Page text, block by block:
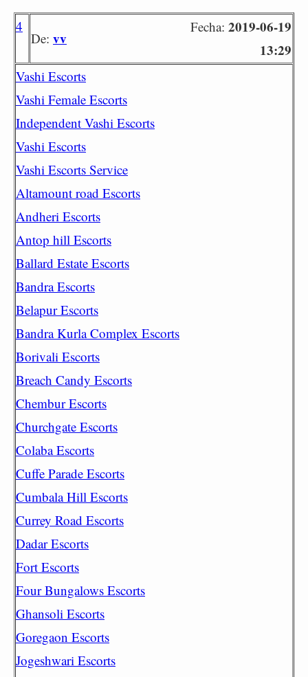
4
De: vv
Fecha: 2019-06-19
13:29
Vashi Escorts
Vashi Female Escorts
Independent Vashi Escorts
Vashi Escorts
Vashi Escorts Service
Altamount road Escorts
Andheri Escorts
Antop hill Escorts
Ballard Estate Escorts
Bandra Escorts
Belapur Escorts
Bandra Kurla Complex Escorts
Borivali Escorts
Breach Candy Escorts
Chembur Escorts
Churchgate Escorts
Colaba Escorts
Cuffe Parade Escorts
Cumbala Hill Escorts
Currey Road Escorts
Dadar Escorts
Fort Escorts
Four Bungalows Escorts
Ghansoli Escorts
Goregaon Escorts
Jogeshwari Escorts